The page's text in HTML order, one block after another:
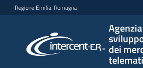
Vai al contenuto
Vai alla navigazione
Vai al footer
Regione Emilia-Romagna
dei
per lo
sviluppo